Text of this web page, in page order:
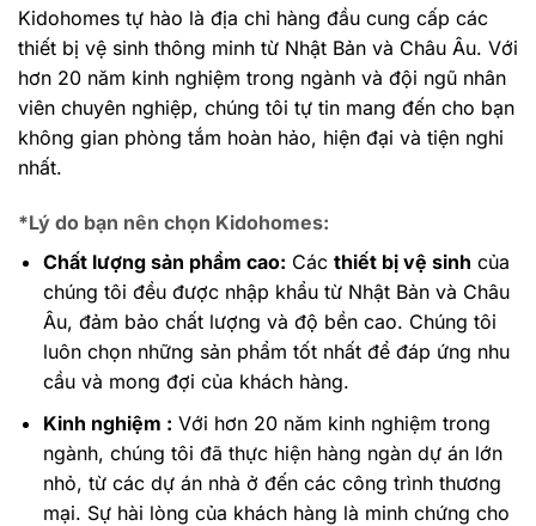
Kidohomes tự hào là địa chỉ hàng đầu cung cấp các
thiết bị vệ sinh thông minh từ Nhật Bản và Châu Âu. Với
hơn 20 năm kinh nghiệm trong ngành và đội ngũ nhân
viên chuyên nghiệp, chúng tôi tự tin mang đến cho bạn
không gian phòng tắm hoàn hảo, hiện đại và tiện nghi
nhất.
*Lý do bạn nên chọn Kidohomes:
Chất lượng sản phẩm cao: Các thiết bị vệ sinh của
chúng tôi đều được nhập khẩu từ Nhật Bản và Châu
Âu, đảm bảo chất lượng và độ bền cao. Chúng tôi
luôn chọn những sản phẩm tốt nhất để đáp ứng nhu
cầu và mong đợi của khách hàng.
Kinh nghiệm : Với hơn 20 năm kinh nghiệm trong
ngành, chúng tôi đã thực hiện hàng ngàn dự án lớn
nhỏ, từ các dự án nhà ở đến các công trình thương
mại. Sự hài lòng của khách hàng là minh chứng cho